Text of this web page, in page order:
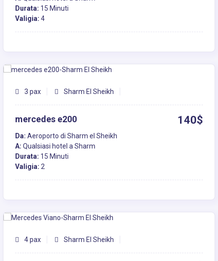
Durata: 15 Minuti
Valigia: 4
3 pax Sharm El Sheikh
mercedes e200 140$
Da: Aeroporto di Sharm el Sheikh
A: Qualsiasi hotel a Sharm
Durata: 15 Minuti
Valigia: 2
4 pax Sharm El Sheikh